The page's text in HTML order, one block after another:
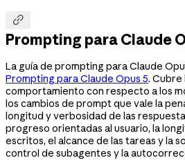

Prompting para Claude
La guía de prompting para Claude
Prompting para Claude Opus 5. Cubre
comportamiento con respecto a los
los cambios de prompt que vale la
longitud y verbosidad de las
progreso orientadas al usuario, la
escritos, el alcance de las tareas y la
control de subagentes y la